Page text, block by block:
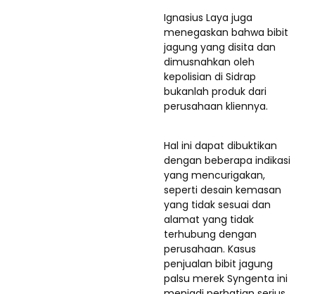
Ignasius Laya juga
menegaskan bahwa bibit
jagung yang disita dan
dimusnahkan oleh
kepolisian di Sidrap
bukanlah produk dari
perusahaan kliennya.
Hal ini dapat dibuktikan
dengan beberapa indikasi
yang mencurigakan,
seperti desain kemasan
yang tidak sesuai dan
alamat yang tidak
terhubung dengan
perusahaan. Kasus
penjualan bibit jagung
palsu merek Syngenta ini